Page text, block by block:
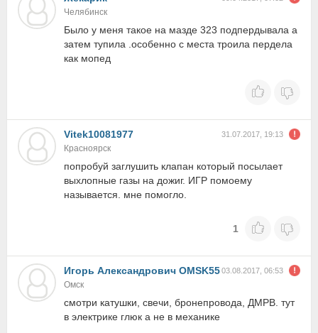
Челябинск
Было у меня такое на мазде 323 подпердывала а
затем тупила .особенно с места троила пердела
как мопед
Vitek10081977 31.07.2017, 19:13
Красноярск
попробуй заглушить клапан который посылает
выхлопные газы на дожиг. ИГР помоему
называется. мне помогло.
1
Игорь Александрович OMSK5503.08.2017, 06:53
Омск
смотри катушки, свечи, бронепровода, ДМРВ. тут
в электрике глюк а не в механике